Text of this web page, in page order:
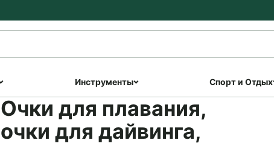
Инструменты Спорт и Отдых
Очки для плавания,
очки для дайвинга,